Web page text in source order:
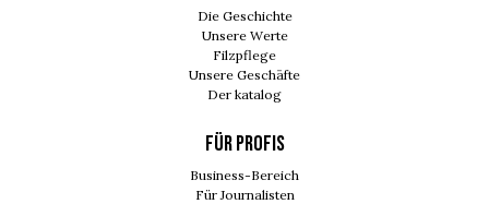
Die Geschichte
Unsere Werte
Filzpflege
Unsere Geschäfte
Der katalog
FÜR PROFIS
Business-Bereich
Für Journalisten